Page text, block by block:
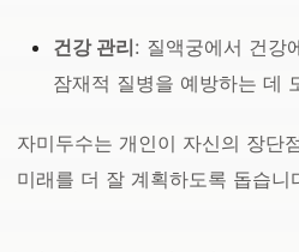
건강 관리: 질액궁에서 건강
잠재적 질병을 예방하는 데
자미두수는 개인이 자신의 장단
미래를 더 잘 계획하도록 돕습니